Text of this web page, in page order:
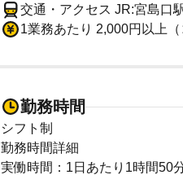
交通・アクセス JR:宮島口
1業務あたり 2,000円以上（
勤務時間
シフト制
勤務時間詳細
実働時間：1日あたり1時間50